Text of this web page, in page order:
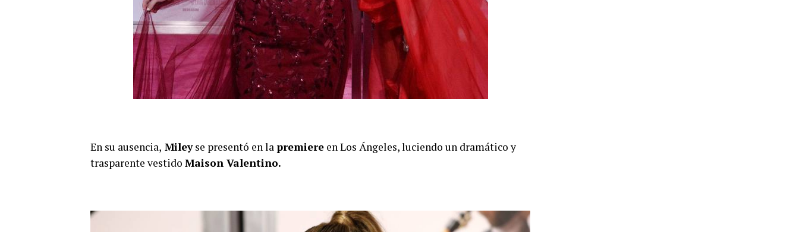
En su ausencia, Mileyse presentó en la premiere en Los Ángeles, luciendo un dramático y
trasparente vestido Maison Valentino.